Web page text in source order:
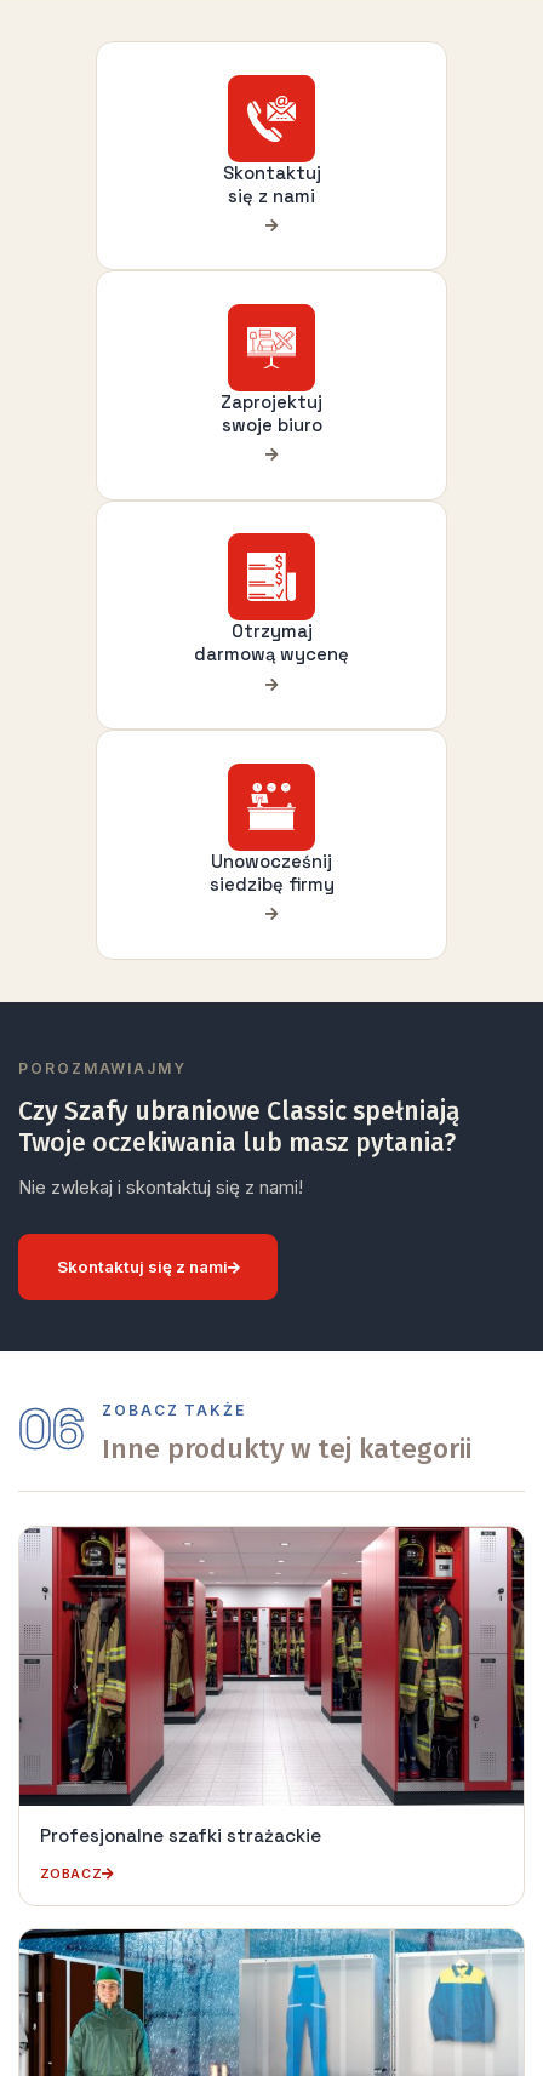
Skontaktuj
się z nami
Zaprojektuj
swoje biuro
Otrzymaj
darmową wycenę
Unowocześnij
siedzibę firmy
POROZMAWIAJMY
Czy Szafy ubraniowe Classic spełniają
Twoje oczekiwania lub masz pytania?
Nie zwlekaj i skontaktuj się z nami!
Skontaktuj się z nami
06 ZOBACZ TAKŻE
Inne produkty w tej kategorii
Profesjonalne szafki strażackie
ZOBACZ